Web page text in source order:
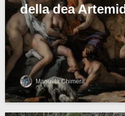
della dea
Manuela Chimera